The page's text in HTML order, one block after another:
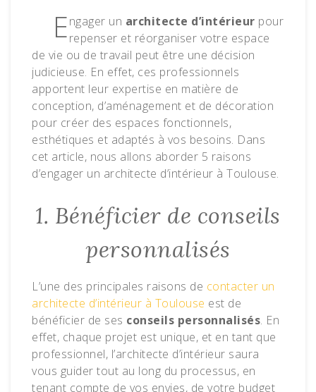
Engager un architecte d’intérieur pour
repenser et réorganiser votre espace
de vie ou de travail peut être une décision
judicieuse. En effet, ces professionnels
apportent leur expertise en matière de
conception, d’aménagement et de décoration
pour créer des espaces fonctionnels,
esthétiques et adaptés à vos besoins. Dans
cet article, nous allons aborder 5 raisons
d’engager un architecte d’intérieur à Toulouse.
1. Bénéficier de conseils
personnalisés
L’une des principales raisons de contacter un
architecte d’intérieur à Toulouse est de
bénéficier de ses conseils personnalisés. En
effet, chaque projet est unique, et en tant que
professionnel, l’architecte d’intérieur saura
vous guider tout au long du processus, en
tenant compte de vos envies, de votre budget